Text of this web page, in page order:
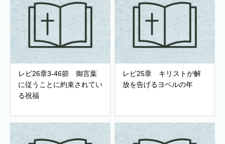
レビ26章3-46節 御言葉
に従うことに約束されてい
る祝福
レビ25章 キリストが解
放を告げるヨベルの年